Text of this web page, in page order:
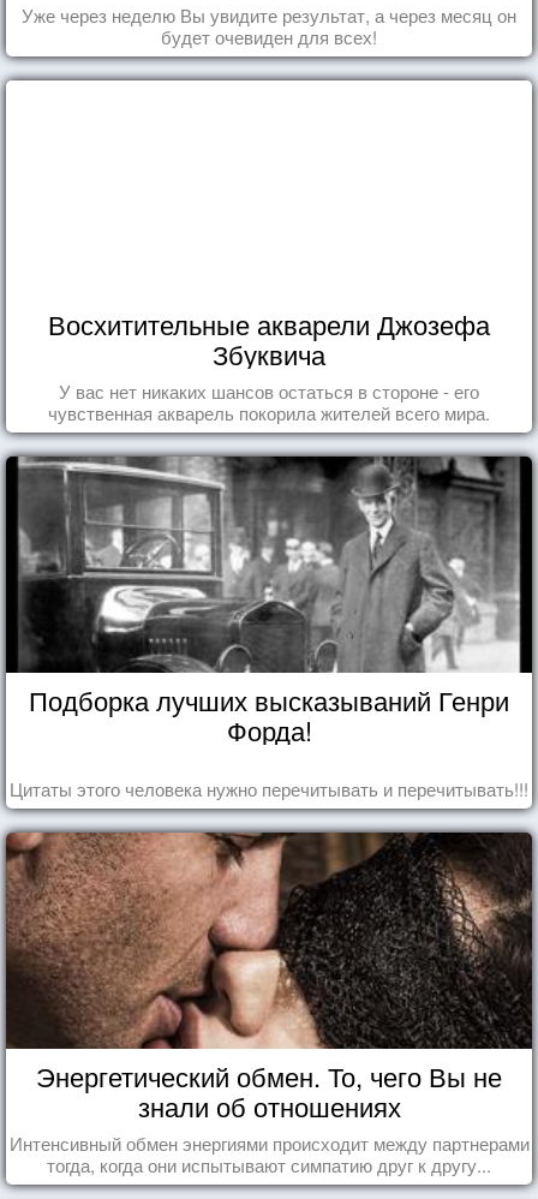
Уже через неделю Вы увидите результат, а через месяц он
будет очевиден для всех!
Восхитительные акварели Джозефа
Збуквича
У вас нет никаких шансов остаться в стороне - его
чувственная акварель покорила жителей всего мира.
Подборка лучших высказываний Генри
Форда!
Цитаты этого человека нужно перечитывать и перечитывать!!!
Энергетический обмен. То, чего Вы не
знали об отношениях
Интенсивный обмен энергиями происходит между партнерами
тогда, когда они испытывают симпатию друг к другу...